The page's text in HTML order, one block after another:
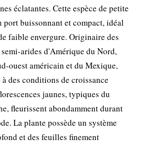
éclatantes. Cette espèce de petite
port buissonnant et compact, idéal
faible envergure. Originaire des
arides d'Amérique du Nord,
ouest américain et du Mexique,
des conditions de croissance
jaunes, typiques du
fleurissent abondamment durant
La plante possède un système
et des feuilles finement